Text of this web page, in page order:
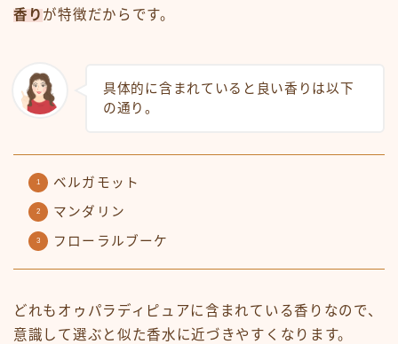
香り が特徴だからです。
具体的に含まれていると良い香りは以下
の通り。
ベルガモット
マンダリン
フローラルブーケ
どれもオゥパラディピュアに含まれている香りなので、
意識して選ぶと似た香水に近づきやすくなります。